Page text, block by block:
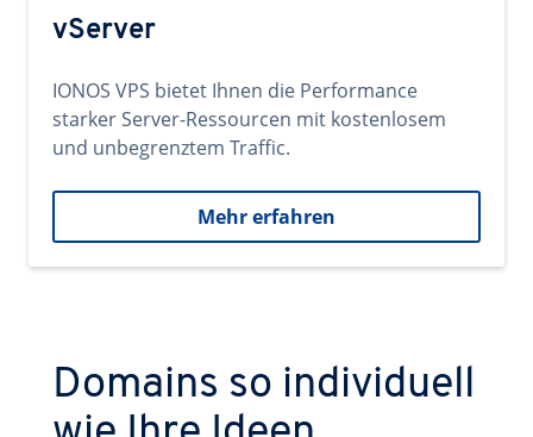
vServer
IONOS VPS bietet Ihnen die Performance
starker Server-Ressourcen mit kostenlosem
und unbegrenztem Traffic.
Mehr erfahren
Domains so individuell